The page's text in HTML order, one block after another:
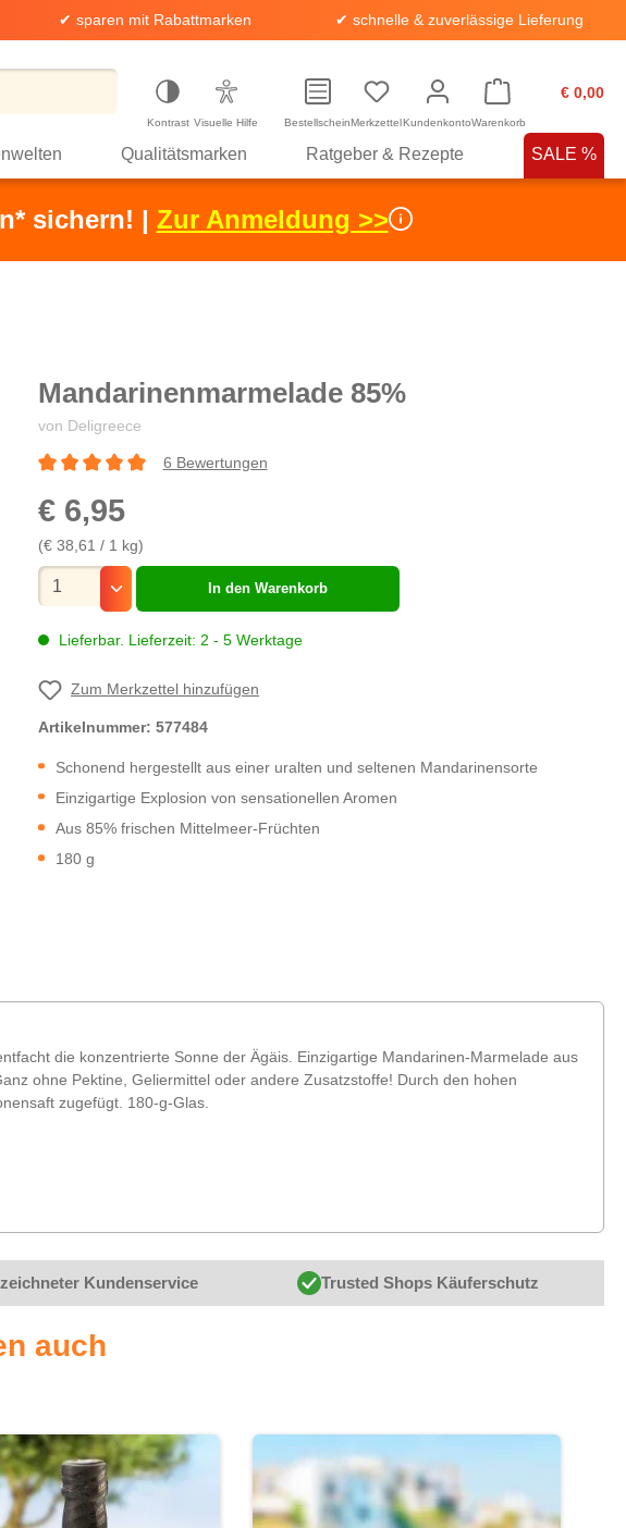
✔ sparen mit Rabattmarken ✔ schnelle & zuverlässige Lieferung
Kontrast Visuelle Hilfe BestellscheinMerkzettelKundenkonto
€ 0,00
Warenkorb
Qualitätsmarken Ratgeber & Rezepte SALE %
sichern! | Zur Anmeldung >>
Mandarinenmarmelade 85%
von Deligreece
€ 6,95
(€ 38,61 / 1 kg)
6 Bewertungen
Lieferbar. Lieferzeit: 2 - 5 Werktage
Mengenauswahl
In den Warenkorb
Zum Merkzettel hinzufügen
Artikelnummer: 577484
Schonend hergestellt aus einer uralten und seltenen Mandarinensorte
Einzigartige Explosion von sensationellen Aromen
Aus 85% frischen Mittelmeer-Früchten
180 g
die konzentrierte Sonne der Ägäis. Einzigartige Mandarinen-Marmelade aus
ohne Pektine, Geliermittel oder andere Zusatzstoffe! Durch den hohen
zugefügt. 180-g-Glas.
Kundenservice Trusted Shops Käuferschutz
auch